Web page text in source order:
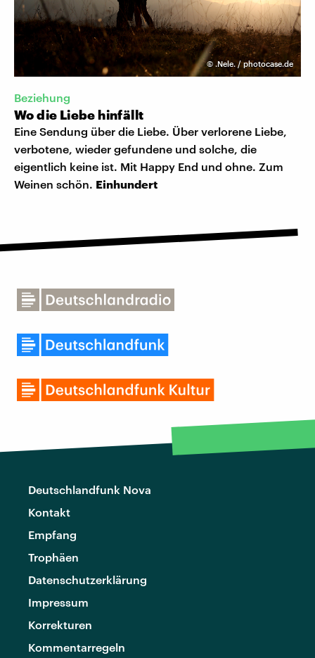
© .Nele. / photocase.de
Beziehung
Wo die Liebe hinfällt
Eine Sendung über die Liebe. Über verlorene Liebe,
verbotene, wieder gefundene und solche, die
eigentlich keine ist. Mit Happy End und ohne. Zum
Weinen schön. Einhundert
Deutschlandfunk Nova
Kontakt
Empfang
Trophäen
Datenschutzerklärung
Impressum
Korrekturen
Kommentarregeln